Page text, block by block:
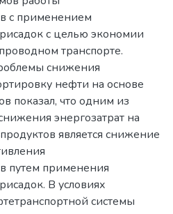
с применением
с целью экономии
транспорте.
снижения
нефти на основе
показал, что одним из
энергозатрат на
является снижение
путем применения
В условиях
системы